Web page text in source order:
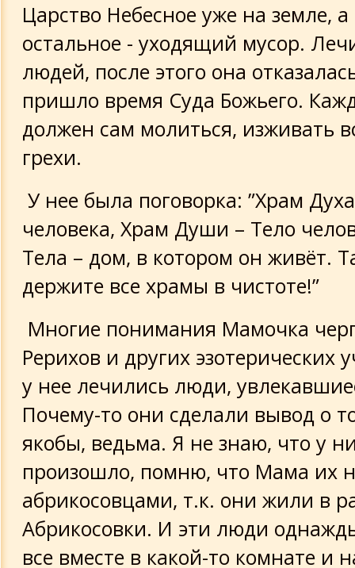
Царство Небесное уже на земле, а
остальное - уходящий мусор.
людей, после этого она
пришло время Суда Божьего.
должен сам молиться, изживать
грехи.
У нее была поговорка: ”Храм
человека, Храм Души – Тело
Тела – дом, в котором он живёт.
держите все храмы в чистоте!”
Многие понимания Мамочка
Рерихов и других эзотерических
у нее лечились люди,
Почему-то они сделали вывод о
якобы, ведьма. Я не знаю, что у
произошло, помню, что Мама их
абрикосовцами, т.к. они жили в
Абрикосовки. И эти люди
все вместе в какой-то комнате и